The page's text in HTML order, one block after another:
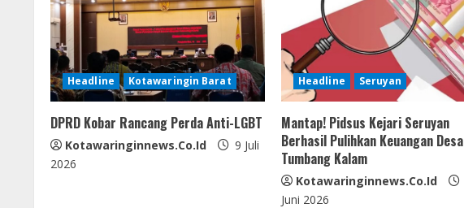
e
R
e
a
d
Headline Kotawaringin Barat
DPRD Kobar Rancang Perda Anti-LGBT
Kotawaringinnews.co.id
9 Juli
2026
Headline Seruyan
Mantap! Pidsus Kejari Seruyan
Berhasil Pulihkan Keuangan Desa
Tumbang Kalam
Kotawaringinnews.co.id
Juni 2026